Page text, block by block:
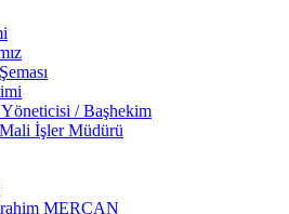
Yöneticisi / Başhekim
İşler Müdürü
MERCAN